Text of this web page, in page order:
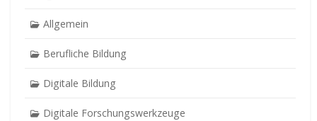
Allgemein
Berufliche Bildung
Digitale Bildung
Digitale Forschungswerkzeuge